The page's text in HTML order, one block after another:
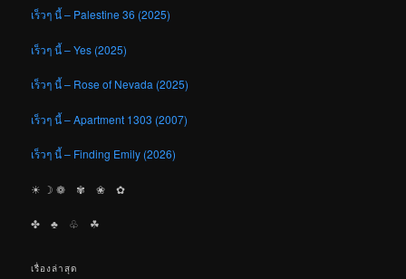
เร็วๆ นี้ – Palestine 36 (2025)
เร็วๆ นี้ – Yes (2025)
เร็วๆ นี้ – Rose of Nevada (2025)
เร็วๆ นี้ – Apartment 1303 (2007)
เร็วๆ นี้ – Finding Emily (2026)
☀︎ ☽ ❁ ✾ ❀ ✿
✤ ♣︎ ♧ ☘︎
เรื่องล่าสุด